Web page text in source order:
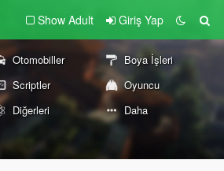
Show Adult Giriş Yap
Otomobiller
Boya İşleri
Scriptler
Oyuncu
Diğerleri Daha